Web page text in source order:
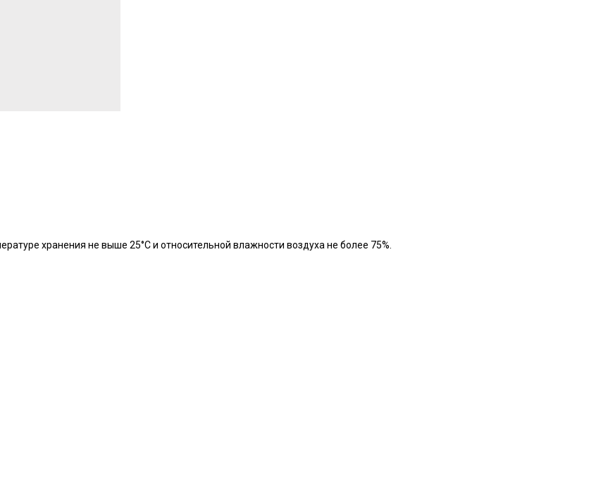
хранения не выше 25°С и относительной влажности воздуха не более 75%.